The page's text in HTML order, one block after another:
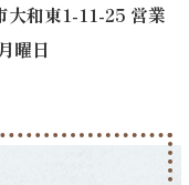
大和東1-11-25 営業
曜日